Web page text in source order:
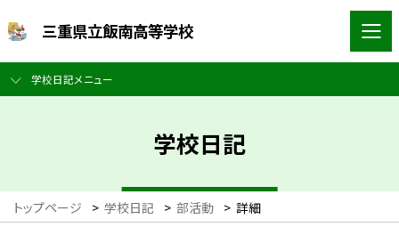
三重県立飯南高等学校
学校日記メニュー
学校日記
トップページ > 学校日記 > 部活動 > 詳細